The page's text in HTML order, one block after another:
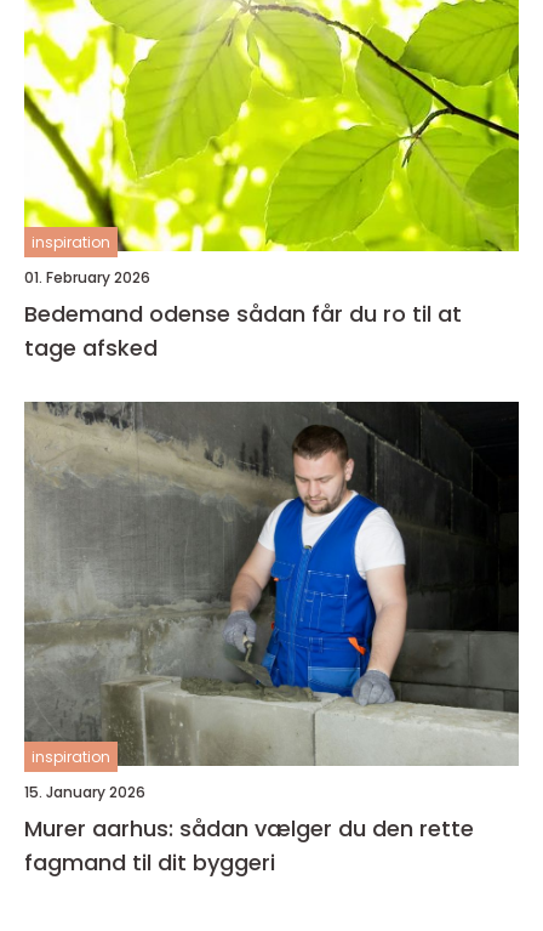
inspiration
01. February 2026
Bedemand odense sådan får du ro til at
tage afsked
inspiration
15. January 2026
Murer aarhus: sådan vælger du den rette
fagmand til dit byggeri